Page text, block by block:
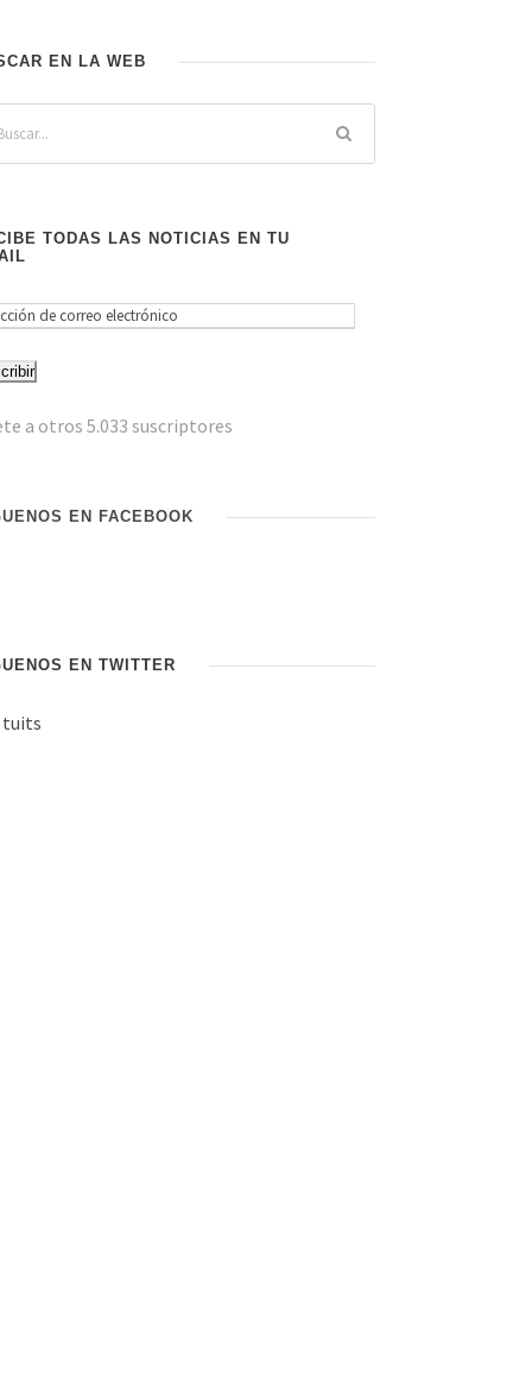
EN LA WEB
TODAS LAS NOTICIAS EN TU
a otros 5.033 suscriptores
EN FACEBOOK
EN TWITTER
tuits